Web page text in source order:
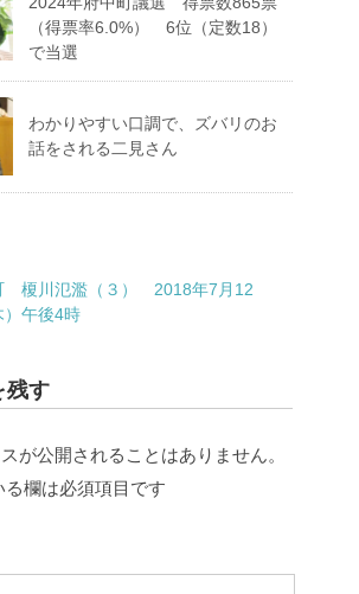
（得票率6.0%） 6位（定数18）
で当選
わかりやすい口調で、ズバリのお
話をされる二見さん
榎川氾濫（３） 2018年7月12
）午後4時
残す
が公開されることはありません。
る欄は必須項目です